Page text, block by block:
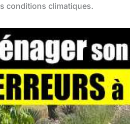
conditions climatiques.